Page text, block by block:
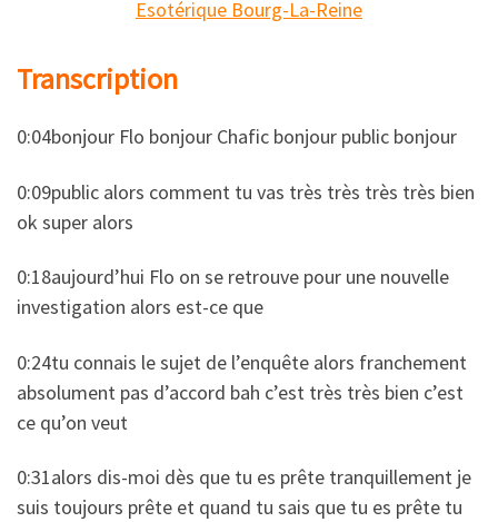
Transcription
0:04bonjour Flo bonjour Chafic bonjour public bonjour
0:09public alors comment tu vas très très très très bien
ok super alors
0:18aujourd’hui Flo on se retrouve pour une nouvelle
investigation alors est-ce que
0:24tu connais le sujet de l’enquête alors franchement
absolument pas d’accord bah c’est très très bien c’est
ce qu’on veut
0:31alors dis-moi dès que tu es prête tranquillement je
suis toujours prête et quand tu sais que tu es prête tu